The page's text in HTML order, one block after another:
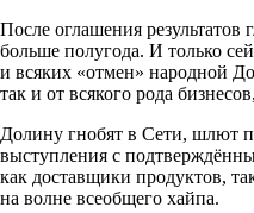
После оглашения результатов
больше полугода. И только
и всяких «отмен» народной
так и от всякого рода
Долину гнобят в Сети, шлют
выступления с
как доставщики продуктов,
на волне всеобщего хайпа.